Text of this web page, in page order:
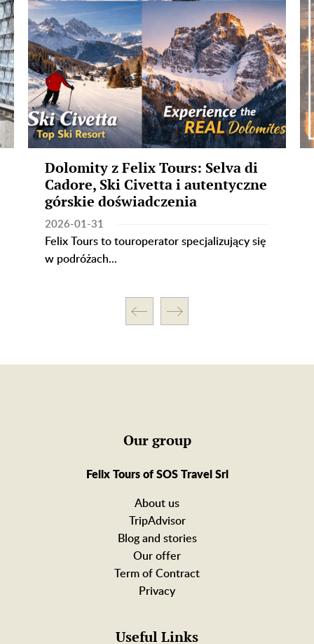
Dolomity z Felix Tours: Selva di
Cadore, Ski Civetta i autentyczne
górskie doświadczenia
2026-01-31
Felix Tours to touroperator specjalizujący się
w podróżach...
Our group
Felix Tours of SOS Travel Srl
About us
TripAdvisor
Blog and stories
Our offer
Term of Contract
Privacy
Useful Links